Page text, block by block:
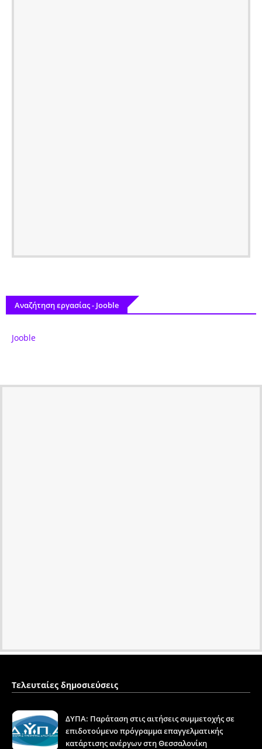
Αναζήτηση εργασίας - Jooble
Jooble
Τελευταίες δημοσιεύσεις
ΔΥΠΑ: Παράταση στις αιτήσεις συμμετοχής σε
επιδοτούμενο πρόγραμμα επαγγελματικής
κατάρτισης ανέργων στη Θεσσαλονίκη